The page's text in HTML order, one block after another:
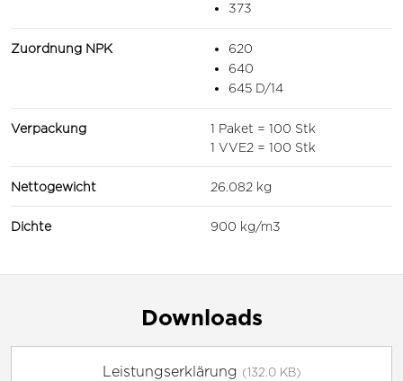
373
Zuordnung NPK
620
640
645 D/14
Verpackung
1 Paket = 100 Stk
1 VVE2 = 100 Stk
Nettogewicht 26.082 kg
Dichte 900 kg/m3
Downloads
Leistungserklärung (132.0 KB)